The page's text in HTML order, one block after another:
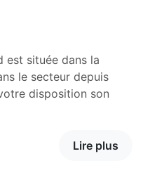
est située dans la
le secteur depuis
disposition son
Lire plus